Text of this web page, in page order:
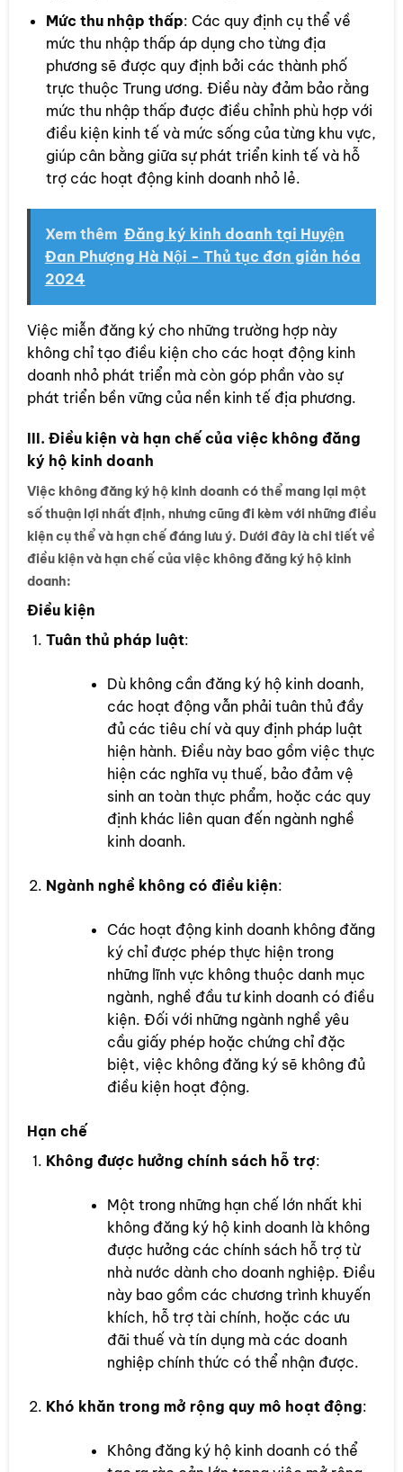
Mức thu nhập thấp: Các quy định cụ thể về
mức thu nhập thấp áp dụng cho từng địa
phương sẽ được quy định bởi các thành phố
trực thuộc Trung ương. Điều này đảm bảo rằng
mức thu nhập thấp được điều chỉnh phù hợp với
điều kiện kinh tế và mức sống của từng khu vực,
giúp cân bằng giữa sự phát triển kinh tế và hỗ
trợ các hoạt động kinh doanh nhỏ lẻ.
Xem thêm Đăng ký kinh doanh tại Huyện
Đan Phượng Hà Nội - Thủ tục đơn giản hóa
2024
Việc miễn đăng ký cho những trường hợp này
không chỉ tạo điều kiện cho các hoạt động kinh
doanh nhỏ phát triển mà còn góp phần vào sự
phát triển bền vững của nền kinh tế địa phương.
III. Điều kiện và hạn chế của việc không đăng
ký hộ kinh doanh
Việc không đăng ký hộ kinh doanh có thể mang lại một
số thuận lợi nhất định, nhưng cũng đi kèm với những điều
kiện cụ thể và hạn chế đáng lưu ý. Dưới đây là chi tiết về
điều kiện và hạn chế của việc không đăng ký hộ kinh
doanh:
Điều kiện
Tuân thủ pháp luật:
Dù không cần đăng ký hộ kinh doanh,
các hoạt động vẫn phải tuân thủ đầy
đủ các tiêu chí và quy định pháp luật
hiện hành. Điều này bao gồm việc thực
hiện các nghĩa vụ thuế, bảo đảm vệ
sinh an toàn thực phẩm, hoặc các quy
định khác liên quan đến ngành nghề
kinh doanh.
Ngành nghề không có điều kiện:
Các hoạt động kinh doanh không đăng
ký chỉ được phép thực hiện trong
những lĩnh vực không thuộc danh mục
ngành, nghề đầu tư kinh doanh có điều
kiện. Đối với những ngành nghề yêu
cầu giấy phép hoặc chứng chỉ đặc
biệt, việc không đăng ký sẽ không đủ
điều kiện hoạt động.
Hạn chế
Không được hưởng chính sách hỗ trợ:
Một trong những hạn chế lớn nhất khi
không đăng ký hộ kinh doanh là không
được hưởng các chính sách hỗ trợ từ
nhà nước dành cho doanh nghiệp. Điều
này bao gồm các chương trình khuyến
khích, hỗ trợ tài chính, hoặc các ưu
đãi thuế và tín dụng mà các doanh
nghiệp chính thức có thể nhận được.
Khó khăn trong mở rộng quy mô hoạt động:
Không đăng ký hộ kinh doanh có thể